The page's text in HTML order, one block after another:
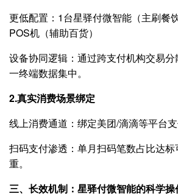
更低配置：1台星驿付微智能（主刷餐
POS机（辅助百货）
设备协同逻辑：通过跨支付机构交易
一终端数据集中。
2.真实消费场景绑定
线上消费通道：绑定美团/滴滴等平台
扫码支付渗透：单月扫码笔数占比达
重。
三、长效机制：星驿付微智能的科学操